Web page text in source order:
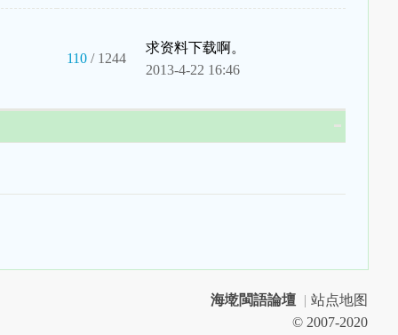
110 / 1244
求资料下载啊。
2013-4-22 16:46
海墘閩語論壇 | 站点地图
© 2007-2020